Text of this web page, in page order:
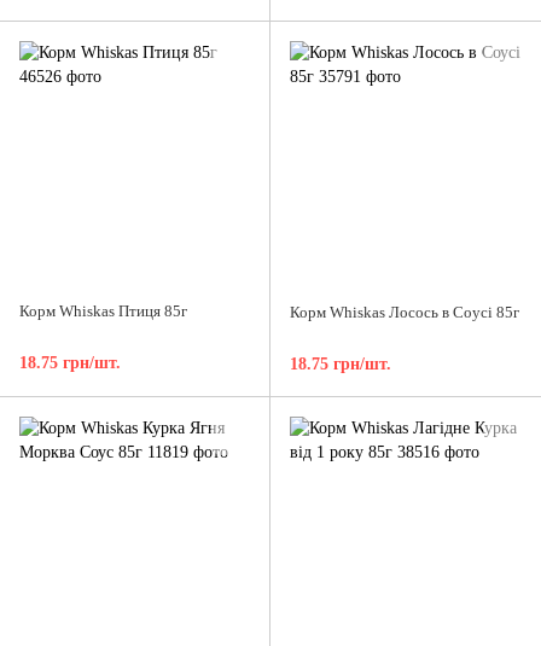
Корм Whiskas Птиця 85г
18.75 грн/шт.
Корм Whiskas Лосось в Соусі 85г
18.75 грн/шт.